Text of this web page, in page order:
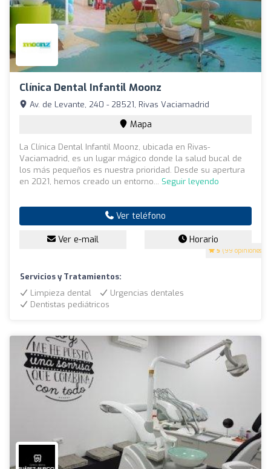
Clínica Dental Infantil Moonz
5 (99 opiniones)
Av. de Levante, 240 - 28521, Rivas Vaciamadrid
Mapa
La Clínica Dental Infantil Moonz, ubicada en Rivas-
Vaciamadrid, es un lugar mágico donde la salud bucal de
los más pequeños es nuestra prioridad. Desde su apertura
en 2021, hemos creado un entorno... Seguir leyendo
Ver teléfono
Ver e-mail Horario
Servicios y Tratamientos:
Limpieza dental
Urgencias dentales
Dentistas pediátricos